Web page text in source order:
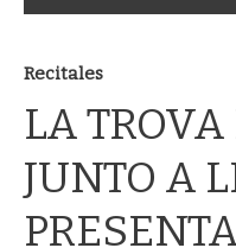
Recitales
LA
JUNTO A